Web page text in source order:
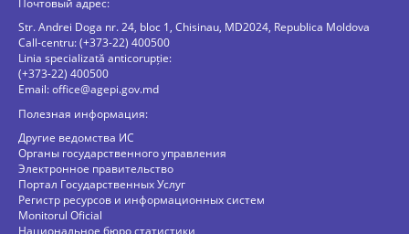
Почтовый адрес:
Str. Andrei Doga nr. 24, bloc 1, Chisinau, MD2024, Republica Moldova
Call-centru: (+373-22) 400500
Linia specializată anticorupție:
(+373-22) 400500
Email:office@agepi.gov.md
Полезная информация:
Другие ведомства ИС
Органы государственного управления
Электронное правительство
Портал Государственных Услуг
Регистр ресурсов и информационных систем
Monitorul Oficial
Национальное бюро статистики